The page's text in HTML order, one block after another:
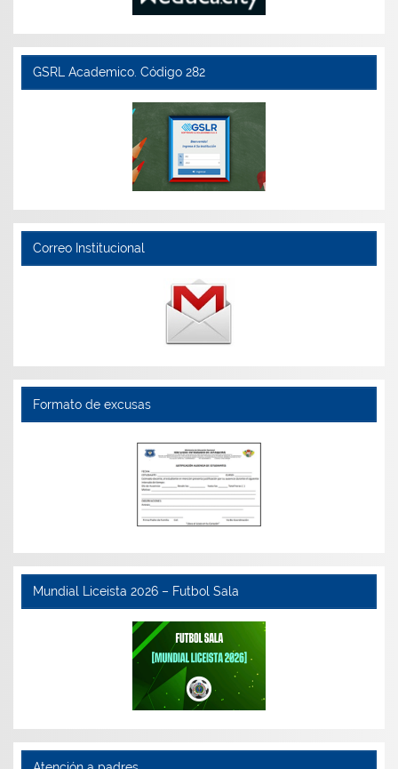
GSRL Academico. Código 282
Correo Institucional
Formato de excusas
Mundial Liceista 2026 – Futbol Sala